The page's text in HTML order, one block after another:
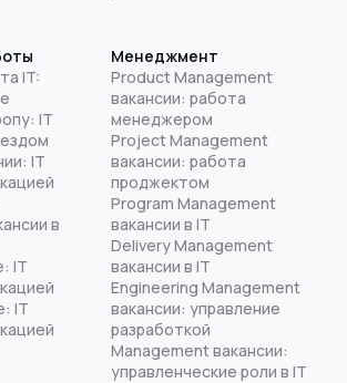
IT:
IT
IT
в
IT
IT
Менеджмент
Product Management
вакансии: работа
менеджером
Project Management
вакансии: работа
проджектом
Program Management
вакансии в IT
Delivery Management
вакансии в IT
Engineering Management
вакансии: управление
разработкой
Management вакансии:
управленческие роли в IT